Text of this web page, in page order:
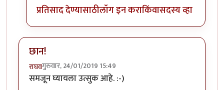
प्रतिसाद देण्यासाठीलॉग इन कराकिंवासदस्य व्हा
छान!
राघवगुरुवार, 24/01/2019 15:49
समजून घ्यायला उत्सुक आहे. :-)